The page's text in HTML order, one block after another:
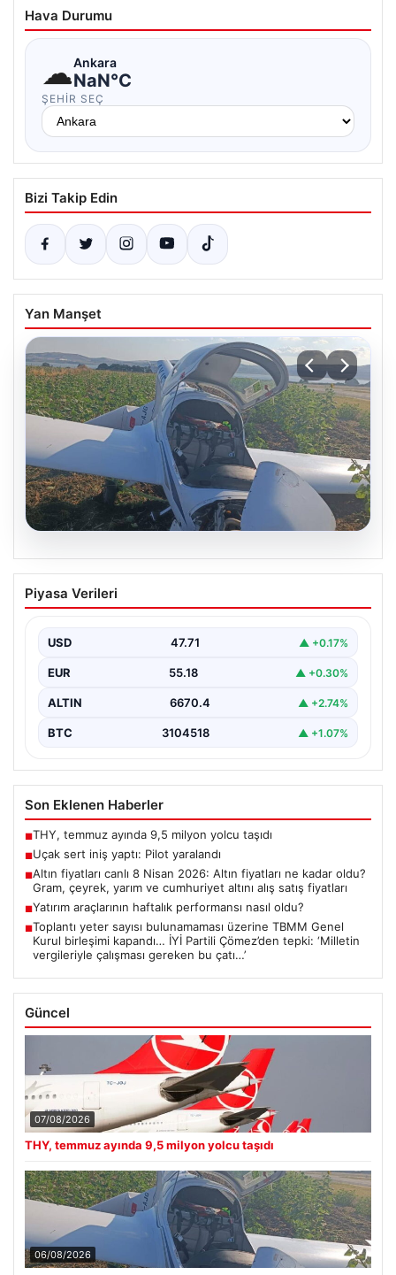
Hava Durumu
☁Ankara
NaN°C
ŞEHIR SEÇ
Bizi Takip Edin
Yan Manşet
06.08.2026
Uçak sert iniş yaptı: Pilot yaralandı
Piyasa Verileri
USD 47.71 ▲ +0.17%
EUR 55.18 ▲ +0.30%
ALTIN 6670.4 ▲ +2.74%
BTC 3104518 ▲ +1.07%
Son Eklenen Haberler
■THY, temmuz ayında 9,5 milyon yolcu taşıdı
■Uçak sert iniş yaptı: Pilot yaralandı
■Altın fiyatları canlı 8 Nisan 2026: Altın fiyatları ne kadar oldu?
Gram, çeyrek, yarım ve cumhuriyet altını alış satış fiyatları
■Yatırım araçlarının haftalık performansı nasıl oldu?
■Toplantı yeter sayısı bulunamaması üzerine TBMM Genel
Kurul birleşimi kapandı… İYİ Partili Çömez’den tepki: ‘Milletin
vergileriyle çalışması gereken bu çatı…’
Güncel
07/08/2026
THY, temmuz ayında 9,5 milyon yolcu taşıdı
06/08/2026